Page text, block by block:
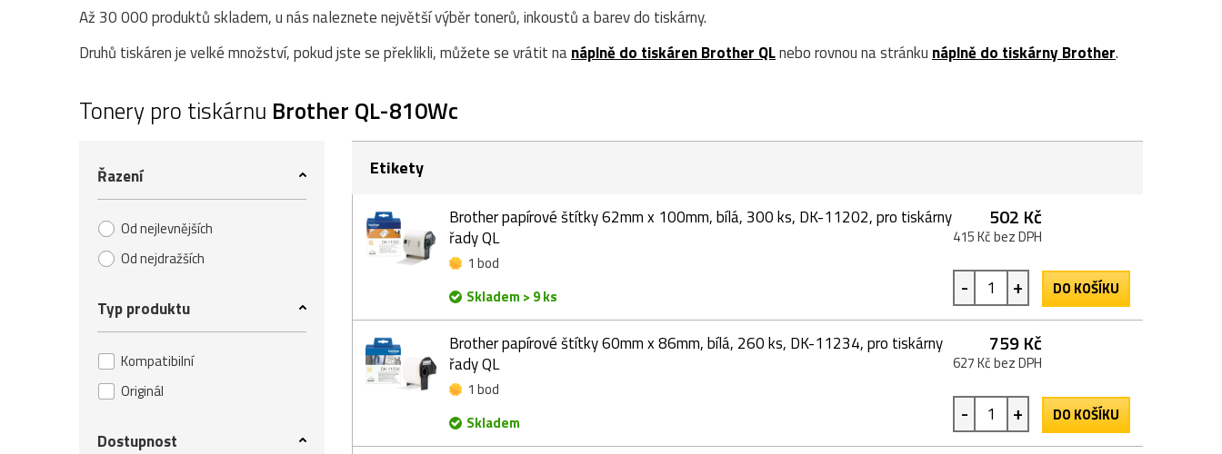
Až 30 000 produktů skladem, u nás naleznete největší výběr tonerů, inkoustů a barev do tiskárny.
Druhů tiskáren je velké množství, pokud jste se překlikli, můžete se vrátit nanáplně do tiskáren Brother QLnebo rovnou na stránku náplně do tiskárny Brother.
Tonery pro tiskárnu Brother QL-810Wc
Řazení
Od nejlevnějších
Od nejdražších
Typ produktu
Kompatibilní
Originál
Dostupnost
Etikety
Brother papírové štítky 62mm x 100mm, bílá, 300 ks, DK-11202, pro tiskárny
řady QL
1 bod
Skladem > 9 ks
502 Kč
415 Kč bez DPH
- + DO KOŠÍKU
Brother papírové štítky 60mm x 86mm, bílá, 260 ks, DK-11234, pro tiskárny
řady QL
1 bod
Skladem
759 Kč
627 Kč bez DPH
- + DO KOŠÍKU